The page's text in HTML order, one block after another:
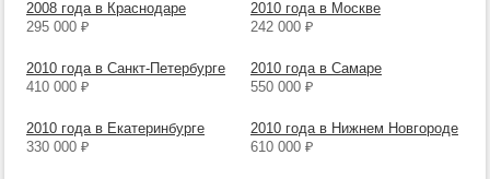
2008 года в Краснодаре
295 000 ₽
2010 года в Москве
242 000 ₽
2010 года в Санкт-Петербурге
410 000 ₽
2010 года в Самаре
550 000 ₽
2010 года в Екатеринбурге
330 000 ₽
2010 года в Нижнем Новгороде
610 000 ₽